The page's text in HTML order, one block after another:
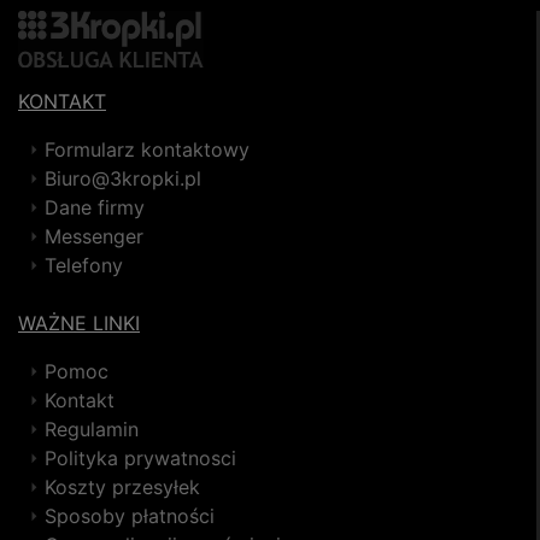
KONTAKT
Formularz kontaktowy
Biuro@3kropki.pl
Dane firmy
Messenger
Telefony
WAŻNE LINKI
Pomoc
Kontakt
Regulamin
Polityka prywatnosci
Koszty przesyłek
Sposoby płatności